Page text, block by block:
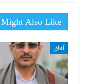
Also Like
آفاق